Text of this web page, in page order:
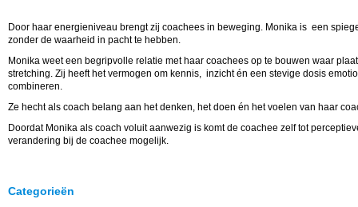
Door haar energieniveau brengt zij coachees in beweging. Monika is een
zonder de waarheid in pacht te hebben.
Monika weet een begripvolle relatie met haar coachees op te bouwen waar
stretching. Zij heeft het vermogen om kennis, inzicht én een stevige dosis
combineren.
Ze hecht als coach belang aan het denken, het doen én het voelen van haar
Doordat Monika als coach voluit aanwezig is komt de coachee zelf tot
verandering bij de coachee mogelijk.
Categorieën